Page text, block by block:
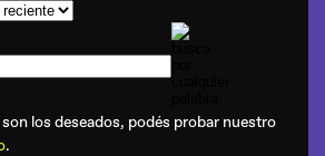
los deseados, podés probar nuestro
.